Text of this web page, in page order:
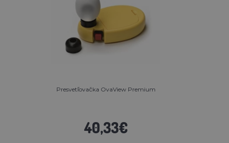
Presvetľovačka OvaView Premium
40,33€